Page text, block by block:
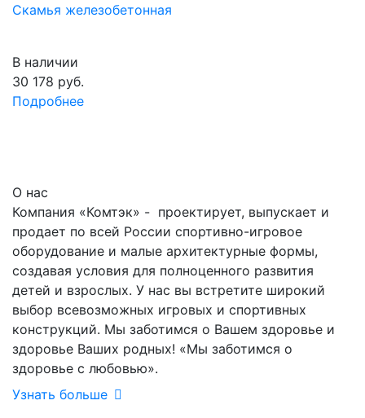
Скамья железобетонная
В наличии
30 178 руб.
Подробнее
О нас
Компания «Комтэк» - проектирует, выпускает и
продает по всей России спортивно-игровое
оборудование и малые архитектурные формы,
создавая условия для полноценного развития
детей и взрослых. У нас вы встретите широкий
выбор всевозможных игровых и спортивных
конструкций. Мы заботимся о Вашем здоровье и
здоровье Ваших родных! «Мы заботимся о
здоровье с любовью».
Узнать больше